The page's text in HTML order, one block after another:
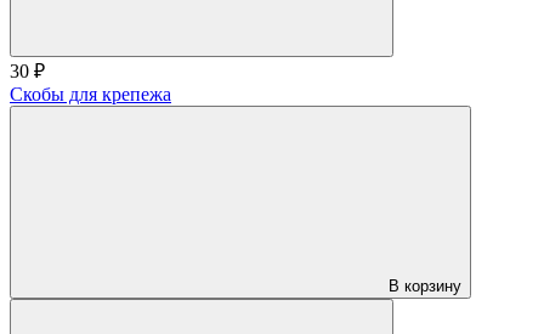
30 ₽
Скобы для крепежа
В корзину